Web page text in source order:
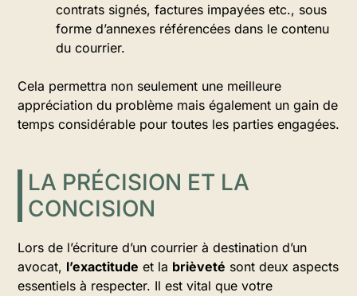
contrats signés, factures impayées etc., sous
forme d’annexes référencées dans le contenu
du courrier.
Cela permettra non seulement une meilleure
appréciation du problème mais également un gain de
temps considérable pour toutes les parties engagées.
LA PRÉCISION ET LA
CONCISION
Lors de l’écriture d’un courrier à destination d’un
avocat, l’exactitude et la brièveté sont deux aspects
essentiels à respecter. Il est vital que votre